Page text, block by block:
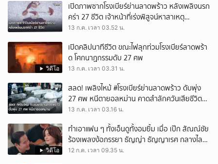
เปิดภาพซากโรงเบียร์ย่านลาดพร้าว หลังเพลิงนรก
คร่า 27 ชีวิต เจ้าหน้าที่เร่งพิสูจน์หาสาเหตุ
โศกนาฏกรรม
13 ก.ค. เวลา 03.52 น.
วิดีโอ
เปิดคลิปนาทีชีวิต ขณะไฟลุกท่วมโรงเบียร์ลาดพร้า
ด โศกนาฏกรรมดับ 27 ศพ
13 ก.ค. เวลา 03.31 น.
สลด! เพลิงไหม้ #โรงเบียร์ย่านลาดพร้าว ดับพุ่ง
27 ศพ หนีตายอลหม่าน คาดสำลักควันเสียชีวิต
จำนวนมาก
13 ก.ค. เวลา 03.16 น.
วิดีโอ
ทำเอาแฟน ๆ ทั้งเอ็นดูทั้งอมยิ้ม เมื่อ เป๊ก สัณณ์ชัย
ร้องเพลงง้อภรรยา ธัญญ่า ธัญญาเรศ กลางไลฟ์
แต่กลับโดนสวนกลับทันควันว่า "ยกโทษกี่รอบแล้ว"
12 ก.ค. เวลา 09.35 น.